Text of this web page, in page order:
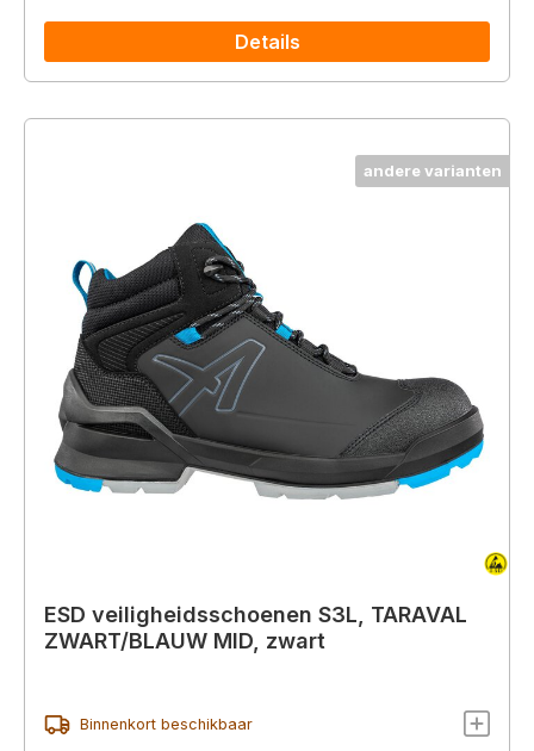
Details
andere varianten
ESD veiligheidsschoenen S3L, TARAVAL
ZWART/BLAUW MID, zwart
Binnenkort beschikbaar